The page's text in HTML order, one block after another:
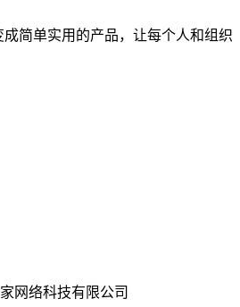
简单实用的产品，让每个人和组织
网络科技有限公司